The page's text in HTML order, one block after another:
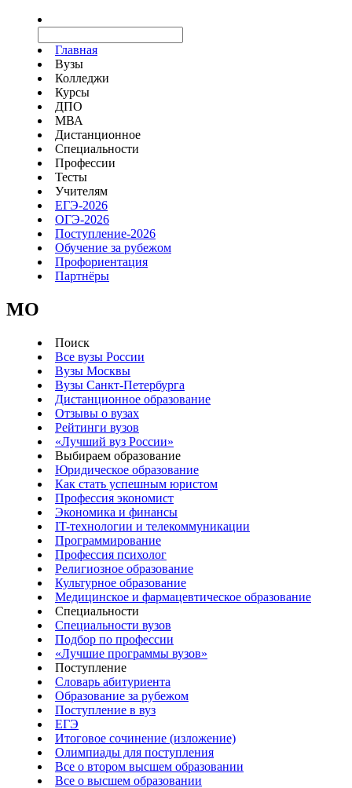
Главная
Вузы
Колледжи
Курсы
ДПО
МВА
Дистанционное
Специальности
Профессии
Тесты
Учителям
ЕГЭ-2026
ОГЭ-2026
Поступление-2026
Обучение за рубежом
Профориентация
Партнёры
MO
Поиск
Все вузы России
Вузы Москвы
Вузы Санкт-Петербурга
Дистанционное образование
Отзывы о вузах
Рейтинги вузов
«Лучший вуз России»
Выбираем образование
Юридическое образование
Как стать успешным юристом
Профессия экономист
Экономика и финансы
IT-технологии и телекоммуникации
Программирование
Профессия психолог
Религиозное образование
Культурное образование
Медицинское и фармацевтическое образование
Специальности
Специальности вузов
Подбор по профессии
«Лучшие программы вузов»
Поступление
Словарь абитуриента
Образование за рубежом
Поступление в вуз
ЕГЭ
Итоговое сочинение (изложение)
Олимпиады для поступления
Все о втором высшем образовании
Все о высшем образовании